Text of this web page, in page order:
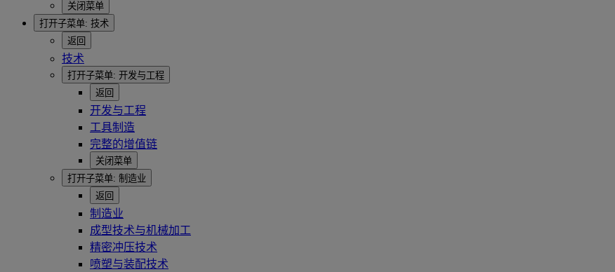
关闭菜单
打开子菜单: 技术
返回
技术
打开子菜单: 开发与工程
返回
开发与工程
工具制造
完整的增值链
关闭菜单
打开子菜单: 制造业
返回
制造业
成型技术与机械加工
精密冲压技术
喷塑与装配技术